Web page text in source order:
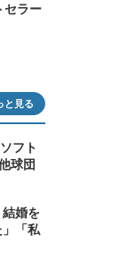
ラー
と見る
フト
球団
婚を
「私